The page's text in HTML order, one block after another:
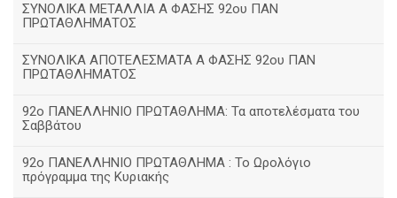
ΣΥΝΟΛΙΚΑ ΜΕΤΑΛΛΙΑ Α ΦΑΣΗΣ 92ου ΠΑΝ
ΠΡΩΤΑΘΛΗΜΑΤΟΣ
ΣΥΝΟΛΙΚΑ ΑΠΟΤΕΛΕΣΜΑΤΑ Α ΦΑΣΗΣ 92ου ΠΑΝ
ΠΡΩΤΑΘΛΗΜΑΤΟΣ
92ο ΠΑΝΕΛΛΗΝΙΟ ΠΡΩΤΑΘΛΗΜΑ: Τα αποτελέσματα του
Σαββάτου
92ο ΠΑΝΕΛΛΗΝΙΟ ΠΡΩΤΑΘΛΗΜΑ : Το Ωρολόγιο
πρόγραμμα της Κυριακής